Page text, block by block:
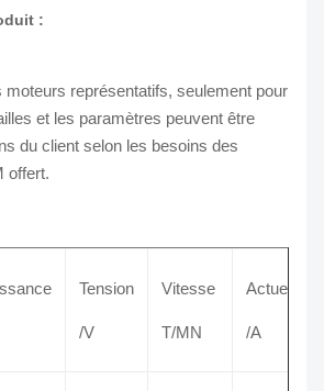
:
moteurs représentatifs, seulement pour
et les paramètres peuvent être
du client selon les besoins des
offert.
Tension
/V
Vitesse
T/MN
Actuel
/A